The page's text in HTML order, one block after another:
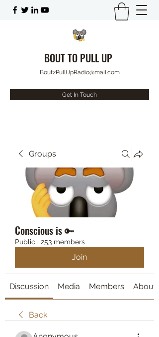
BOUT TO PULL UP
Bout2PullUpRadio@mail.com
Get In Touch
Groups
Conscious is 🔑
Public · 253 members
Join
Discussion Media Members About
Back